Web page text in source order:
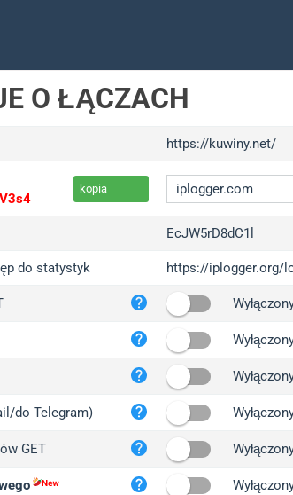
O ŁĄCZACH
https://kuwiny.net/
kopia
iplogger.org
wl.gl
ed.tc
iplogger.com
iplogger.co
2no.co
EcJW5rD8dC1l
do statystyk https://iplogger.org/
do Telegram)
GET